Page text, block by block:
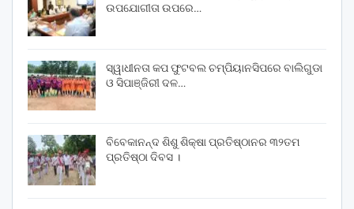
ଉପଯୋଗୀତା ଉପରେ…
ସ୍ୱାଧୀନତା କପ ଫୁଟବଲ ଚମ୍ପିୟାନସିପରେ ବାଲିଗୁଡା
ଓ ସିପାଞ୍ଜିରୀ ଦଳ…
ବିବେକାନନ୍ଦ ଶିଶୁ ଶିକ୍ଷା ପ୍ରତିଷ୍ଠାନର ୩୨ତମ
ପ୍ରତିଷ୍ଠା ଦିବସ ।